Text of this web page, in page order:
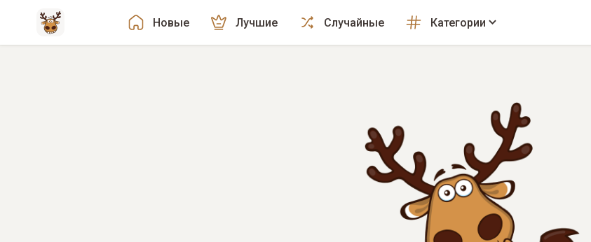
Новые Лучшие Случайные Категории